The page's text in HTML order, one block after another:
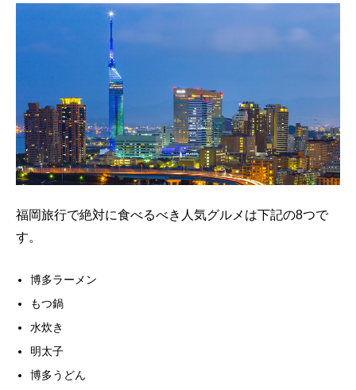
福岡旅行で絶対に食べるべき人気グルメは下記の8つで
す。
博多ラーメン
もつ鍋
水炊き
明太子
博多うどん